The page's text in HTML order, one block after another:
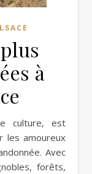
à
les amoureux
Avec
forêts,